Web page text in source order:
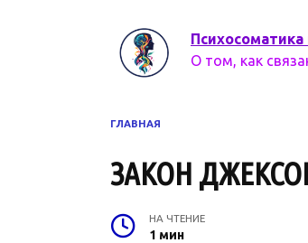
О том, как
ГЛАВНАЯ
ЗАКОН
НА ЧТЕНИЕ
1 мин